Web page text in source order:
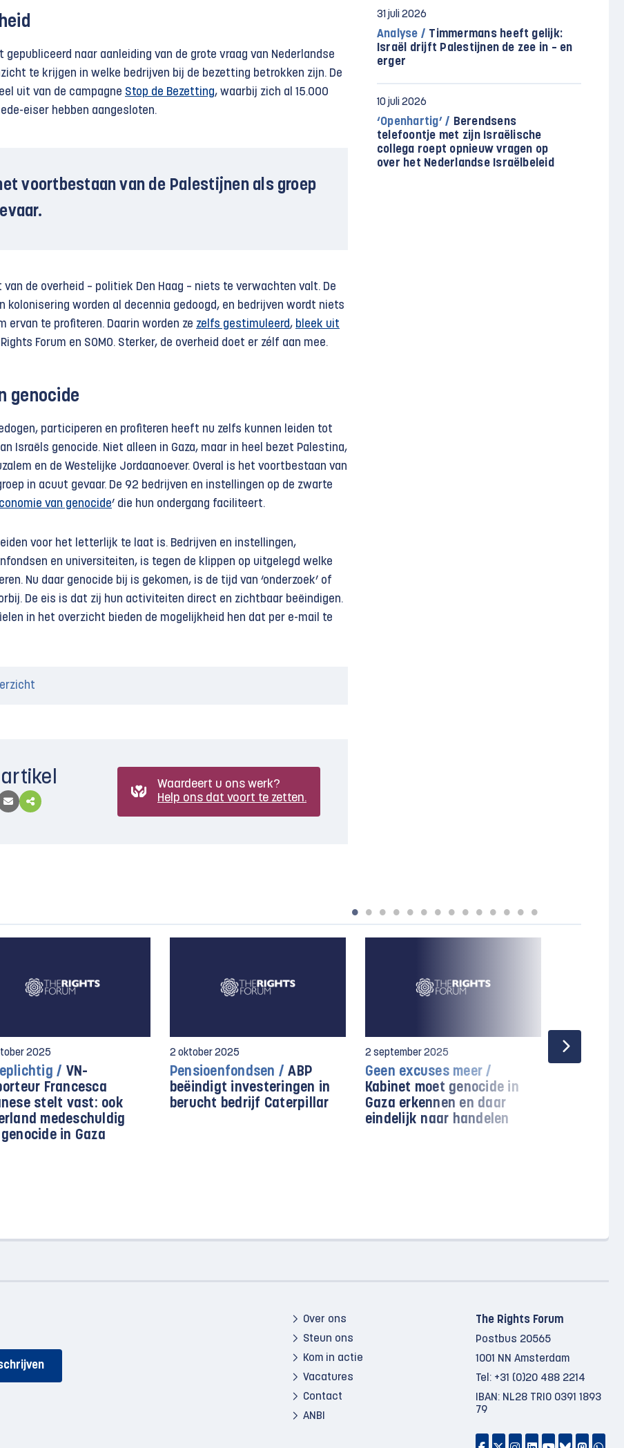
gepubliceerd naar aanleiding van de grote vraag van Nederlandse
te krijgen in welke bedrijven bij de bezetting betrokken zijn. De
uit van de campagne Stop de Bezetting, waarbij zich al 15.000
eiser hebben aangesloten.
voortbestaan van de Palestijnen als groep
de overheid – politiek Den Haag – niets te verwachten valt. De
kolonisering worden al decennia gedoogd, en bedrijven wordt niets
ervan te profiteren. Daarin worden ze zelfs gestimuleerd, bleek uit
Forum en SOMO. Sterker, de overheid doet er zélf aan mee.
genocide
participeren en profiteren heeft nu zelfs kunnen leiden tot
Israëls genocide. Niet alleen in Gaza, maar in heel bezet Palestina,
en de Westelijke Jordaanoever. Overal is het voortbestaan van
in acuut gevaar. De 92 bedrijven en instellingen op de zwarte
van genocide’ die hun ondergang faciliteert.
voor het letterlijk te laat is. Bedrijven en instellingen,
en universiteiten, is tegen de klippen op uitgelegd welke
Nu daar genocide bij is gekomen, is de tijd van ‘onderzoek’ of
De eis is dat zij hun activiteiten direct en zichtbaar beëindigen.
in het overzicht bieden de mogelijkheid hen dat per e-mail te
Waardeert u ons werk?
Help ons dat voort te zetten.
31 juli 2026
Analyse / Timmermans heeft gelijk:
Israël drijft Palestijnen de zee in – en
erger
10 juli 2026
‘Openhartig’ / Berendsens
telefoontje met zijn Israëlische
collega roept opnieuw vragen op
over het Nederlandse Israëlbeleid
2025
/ VN-
Francesca
stelt vast: ook
medeschuldig
in Gaza
2 oktober 2025
Pensioenfondsen / ABP
beëindigt investeringen in
berucht bedrijf Caterpillar
2 september 2025
Geen excuses meer /
Kabinet moet genocide in
Gaza erkennen en daar
eindelijk naar handelen
26 november
Over ons
Steun ons
Kom in actie
Vacatures
Contact
ANBI
The Rights Forum
Postbus 20565
1001 NN Amsterdam
Tel: +31 (0)20 488 2214
IBAN: NL28 TRIO 0391 1893
79